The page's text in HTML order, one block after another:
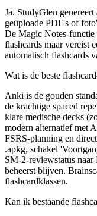
Ja. StudyGlen
geüploade PDF's of
De Magic Notes-
flashcards maar vereist
automatisch flashcards
Wat is de beste
Anki is de gouden
de krachtige spaced
klare medische decks
modern alternatief met
FSRS-planning en
.apkg, schakel
SM-2-reviewstatus naar
beheerst blijven.
flashcardklassen.
Kan ik bestaande